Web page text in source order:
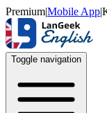
Premium|Mobile App|
Toggle navigation